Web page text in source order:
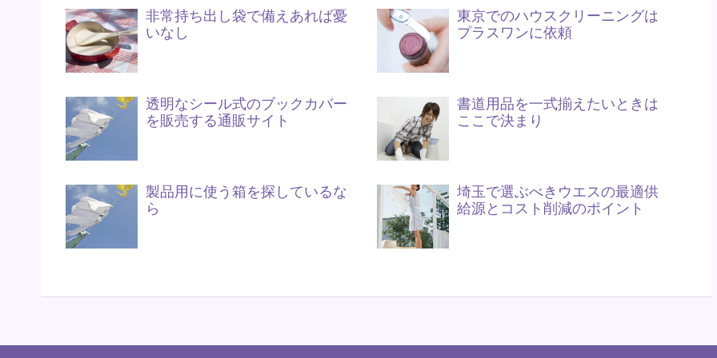
非常持ち出し袋で備えあれば憂
いなし
東京でのハウスクリーニングは
プラスワンに依頼
透明なシール式のブックカバー
を販売する通販サイト
書道用品を一式揃えたいときは
ここで決まり
製品用に使う箱を探しているな
ら
埼玉で選ぶべきウエスの最適供
給源とコスト削減のポイント